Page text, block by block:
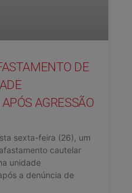
DE
AGRESSÃO
sexta-feira (26), um
cautelar
unidade
a denúncia de